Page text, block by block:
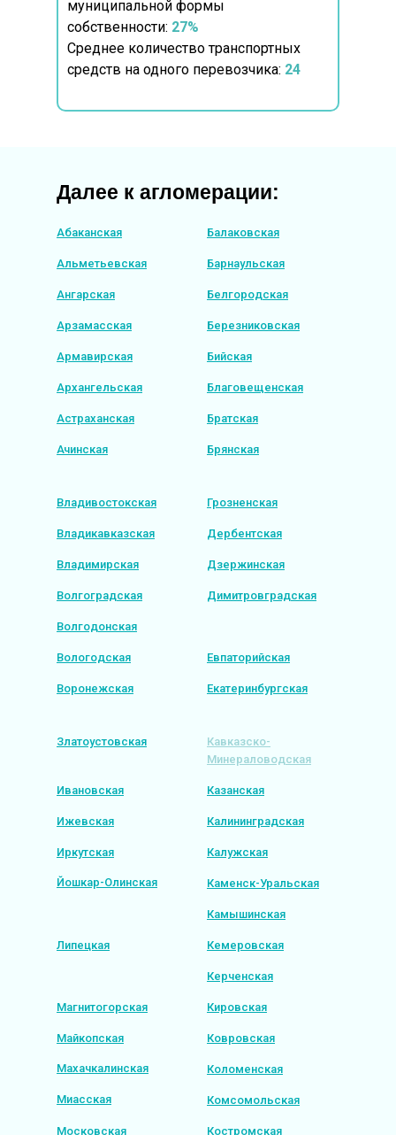
муниципальной формы
собственности: 27%
Среднее количество транспортных
средств на одного перевозчика: 24
Альметьевская
Ангарская
Арзамасская
Армавирская
Архангельская
Абаканская
Ачинская
Балаковская
Барнаульская
Белгородская
Березниковская
Астраханская
Бийская
Благовещенская
Братская
Брянская
Владивостокская
Владикавказская
Владимирская
Волгоградская
Волгодонская
Вологодская
Воронежская
Грозненская
Дербентская
Дзержинская
Димитровградская
Евпаторийская
Екатеринбургская
Златоустовская
Ивановская
Ижевская
Иркутская
Йошкар-Олинская
Кавказско-
Минераловодская
Казанская
Калининградская
Калужская
Каменск-Уральская
Камышинская
Кемеровская
Керченская
Кировская
Ковровская
Коломенская
Комсомольская
Костромская
Липецкая
Магнитогорская
Майкопская
Махачкалинская
Миасская
Московская
Далее к агломерации: